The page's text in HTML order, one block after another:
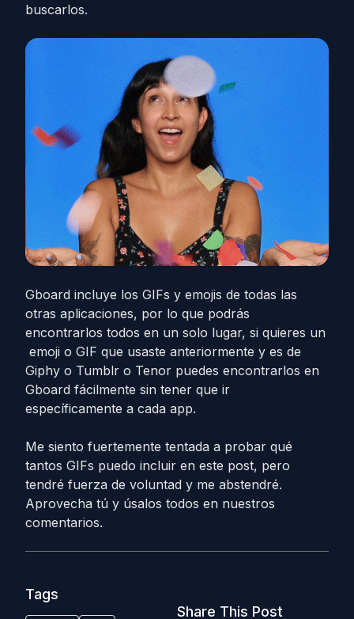
buscarlos.
Gboard incluye los GIFs y emojis de todas las
otras aplicaciones, por lo que podrás
encontrarlos todos en un solo lugar, si quieres un
emoji o GIF que usaste anteriormente y es de
Giphy o Tumblr o Tenor puedes encontrarlos en
Gboard fácilmente sin tener que ir
específicamente a cada app.
Me siento fuertemente tentada a probar qué
tantos GIFs puedo incluir en este post, pero
tendré fuerza de voluntad y me abstendré.
Aprovecha tú y úsalos todos en nuestros
comentarios.
Tags
Share This Post